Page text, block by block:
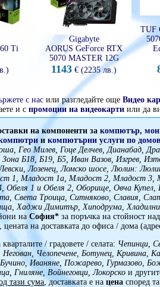
Ti
Gigabyte
AORUS GeForce RTX
5070 MASTER 12G
1143 € (2235 лв.)
TUF
с нас или разгледайте още Видео
и с промоции на видеокарти или да
на компоненти за компютър,
и компютърни услуги по
Гео Милев, Гоце Делчев, Дианабад,
Зона Б18, Б19, Б5, Иван Вазов, Изгрев,
Лозенец, Ломско шосе, Люлин:
1, Младост 1а, Младост 2, Младост
1 и Обеля 2, Оборище, Овча Купел,
Света Троица, Ситняково, Славия,
Хаджи Димитър, Хиподрума,
на София* за поръчка на стойност над
цената на доставката до офиса / дома
кварталите / градовете / селата: Чепинци,
Негован, Челопечене, Ботунец, Кривина,
Иваняне, Пожарево, Гурмазово,
Гниляне, Войнеговци, Локорскои
тази сума, доставката е на ценаспоред